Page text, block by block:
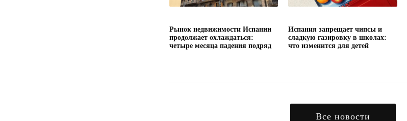
Рынок недвижимости Испании
продолжает охлаждаться:
четыре месяца падения подряд
Испания запрещает чипсы и
сладкую газировку в школах:
что изменится для детей
Все новости